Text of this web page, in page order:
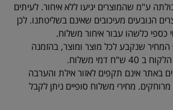
ע"מ שהמוצרים יגיעו ללא איחור. לעיתים
הנובעים מעיכובים שאינם בשליטתנו. לכן
כספי כלשהו עבור איחור משלוח.
המחיר שנקבע לכל מוצר ומוצר, בהזמנה
באתר אינם תקפים לאזור אילת והערבה
מרוחקים. מחירי משלוח סופיים ניתן לקבל